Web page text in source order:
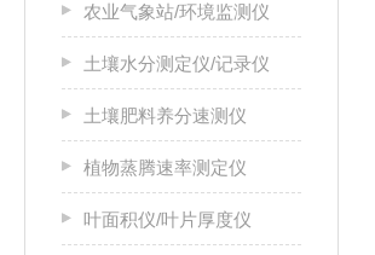
农业气象站/环境监测仪
土壤水分测定仪/记录仪
土壤肥料养分速测仪
植物蒸腾速率测定仪
叶面积仪/叶片厚度仪